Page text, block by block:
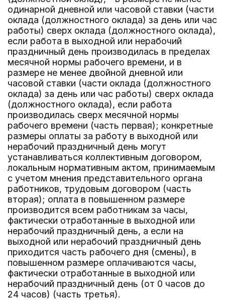
одинарной дневной или часовой ставки (части
оклада (должностного оклада) за день или час
работы) сверх оклада (должностного оклада),
если работа в выходной или нерабочий
праздничный день производилась в пределах
месячной нормы рабочего времени, и в
размере не менее двойной дневной или
часовой ставки (части оклада (должностного
оклада) за день или час работы) сверх оклада
(должностного оклада), если работа
производилась сверх месячной нормы
рабочего времени (часть первая); конкретные
размеры оплаты за работу в выходной или
нерабочий праздничный день могут
устанавливаться коллективным договором,
локальным нормативным актом, принимаемым
с учетом мнения представительного органа
работников, трудовым договором (часть
вторая); оплата в повышенном размере
производится всем работникам за часы,
фактически отработанные в выходной или
нерабочий праздничный день, а если на
выходной или нерабочий праздничный день
приходится часть рабочего дня (смены), в
повышенном размере оплачиваются часы,
фактически отработанные в выходной или
нерабочий праздничный день (от 0 часов до
24 часов) (часть третья).